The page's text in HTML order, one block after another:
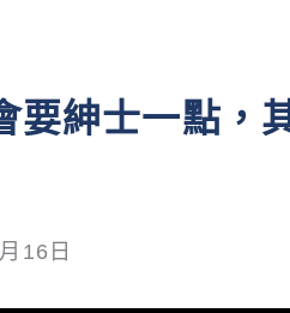
要紳士一點，
16日